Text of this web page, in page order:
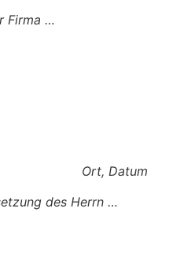
Firma …
Ort, Datum
des Herrn …